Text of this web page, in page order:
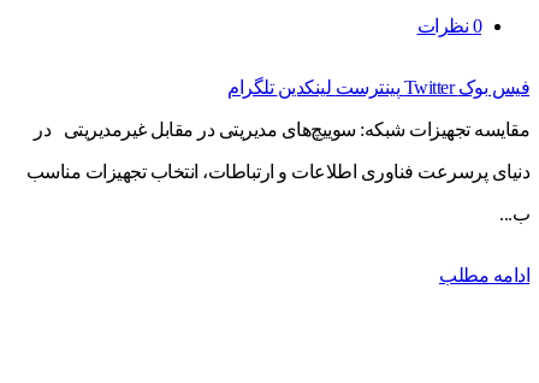
0 نظرات
فیس بوک Twitter پینترست لینکدین تلگرام
مقایسه تجهیزات شبکه: سوییچ‌های مدیریتی در مقابل غیرمدیریتی در
دنیای پرسرعت فناوری اطلاعات و ارتباطات، انتخاب تجهیزات مناسب
ب...
ادامه مطلب